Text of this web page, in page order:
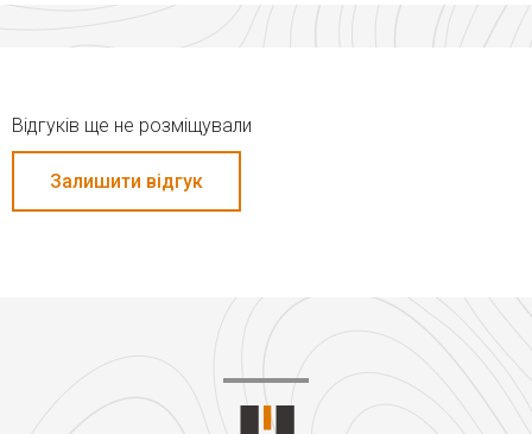
Відгуків ще не розміщували
Залишити відгук